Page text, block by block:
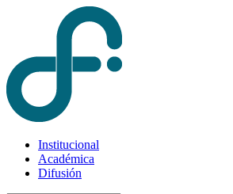
Institucional
Académica
Difusión